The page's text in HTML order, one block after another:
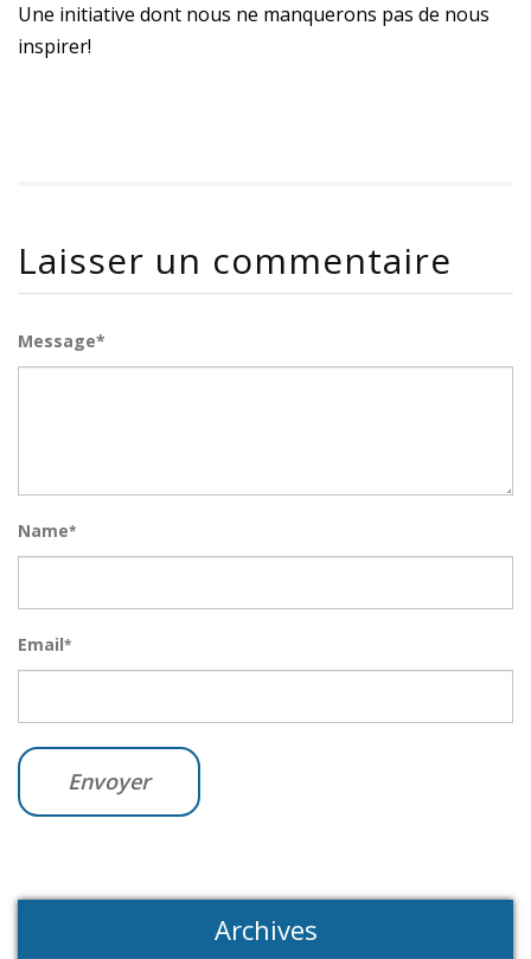
Une initiative dont nous ne manquerons pas de nous
inspirer!
Laisser un commentaire
Message*
Name*
Email*
Archives